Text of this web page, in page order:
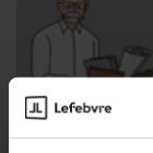
Infografía
poder acceder a